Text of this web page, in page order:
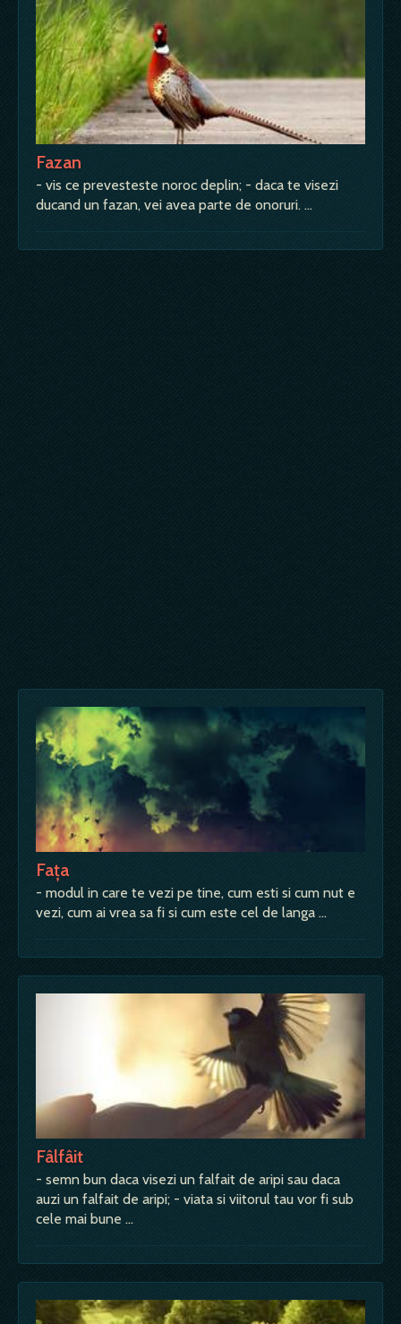
Fazan
- vis ce prevesteste noroc deplin; - daca te visezi
ducand un fazan, vei avea parte de onoruri. …
Faţa
- modul in care te vezi pe tine, cum esti si cum nut e
vezi, cum ai vrea sa fi si cum este cel de langa …
Fâlfâit
- semn bun daca visezi un falfait de aripi sau daca
auzi un falfait de aripi; - viata si viitorul tau vor fi sub
cele mai bune …